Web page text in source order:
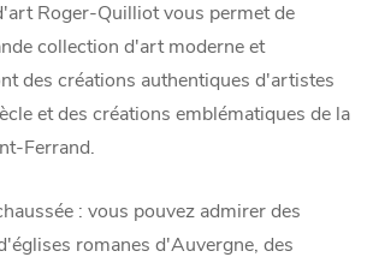
Roger-Quilliot vous permet de
collection d'art moderne et
des créations authentiques d'artistes
et des créations emblématiques de la
Ferrand.
: vous pouvez admirer des
romanes d'Auvergne, des